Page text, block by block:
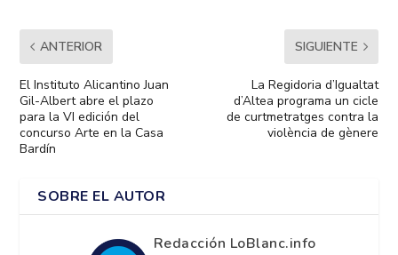
ANTERIOR
El Instituto Alicantino Juan
Gil-Albert abre el plazo
para la VI edición del
concurso Arte en la Casa
Bardín
SIGUIENTE
La Regidoria d’Igualtat
d’Altea programa un cicle
de curtmetratges contra la
violència de gènere
SOBRE EL AUTOR
Redacción LoBlanc.info